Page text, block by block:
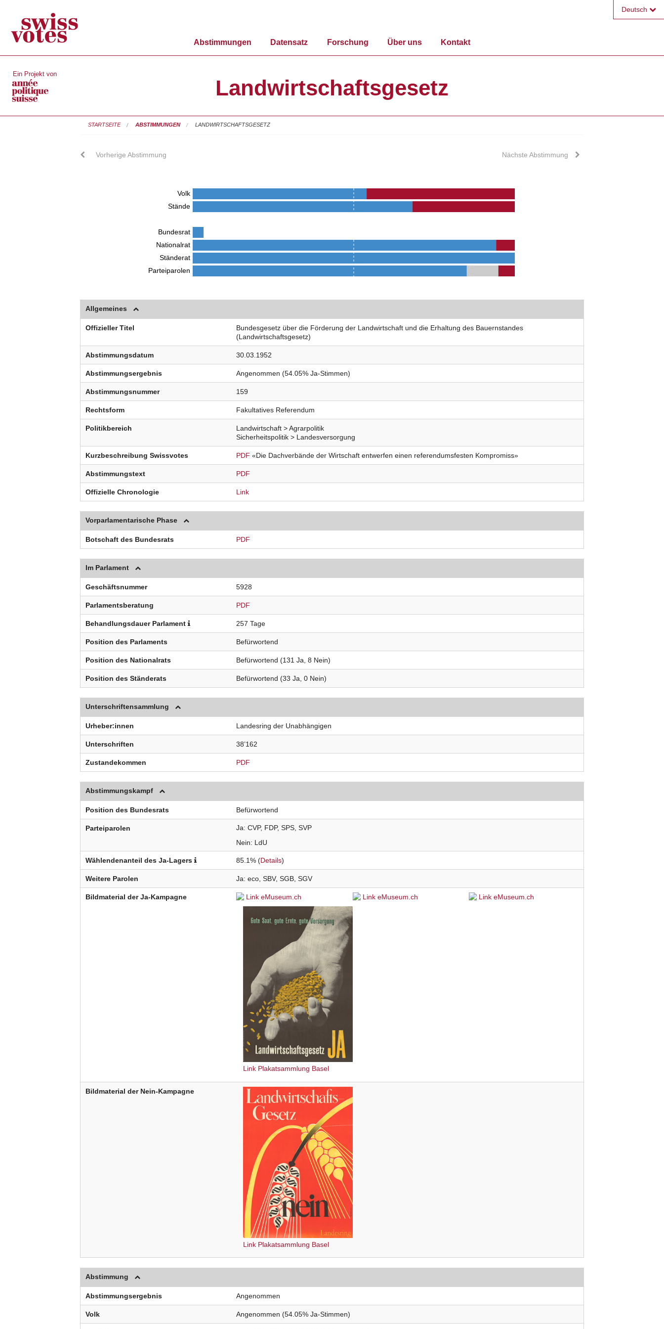
Abstimmungen Datensatz Forschung Über uns Kontakt
Deutsch
Ein Projekt von
Landwirtschaftsgesetz
STARTSEITE ABSTIMMUNGEN LANDWIRTSCHAFTSGESETZ
Vorherige Abstimmung Nächste Abstimmung
Volk
Stände
Bundesrat
Nationalrat
Ständerat
Parteiparolen
Allgemeines
Offizieller Titel
Bundesgesetz über die Förderung der Landwirtschaft und die Erhaltung des Bauernstandes
(Landwirtschaftsgesetz)
Abstimmungsdatum 30.03.1952
Abstimmungsergebnis Angenommen (54.05% Ja-Stimmen)
Abstimmungsnummer 159
Rechtsform Fakultatives Referendum
Politikbereich
Landwirtschaft > Agrarpolitik
Sicherheitspolitik > Landesversorgung
Kurzbeschreibung Swissvotes PDF «Die Dachverbände der Wirtschaft entwerfen einen referendumsfesten Kompromiss»
Abstimmungstext PDF
Offizielle Chronologie Link
Vorparlamentarische Phase
Botschaft des Bundesrats PDF
Im Parlament
Geschäftsnummer 5928
Parlamentsberatung PDF
Behandlungsdauer Parlament 257 Tage
Position des Parlaments Befürwortend
Position des Nationalrats Befürwortend (131 Ja, 8 Nein)
Position des Ständerats Befürwortend (33 Ja, 0 Nein)
Unterschriftensammlung
Urheber:innen Landesring der Unabhängigen
Unterschriften 38’162
Zustandekommen PDF
Abstimmungskampf
Position des Bundesrats Befürwortend
Parteiparolen Ja CVP FDP SPS SVP
Nein
LdU
Wählendenanteil des Ja-Lagers 85.1% (Details)
Weitere Parolen Ja eco SBV SGB SGV
Bildmaterial der Ja-Kampagne Link eMuseum.ch Link eMuseum.ch Link eMuseum.ch
Link Plakatsammlung Basel
Bildmaterial der Nein-Kampagne
Link Plakatsammlung Basel
Abstimmung
Abstimmungsergebnis Angenommen
Volk Angenommen (54.05% Ja-Stimmen)